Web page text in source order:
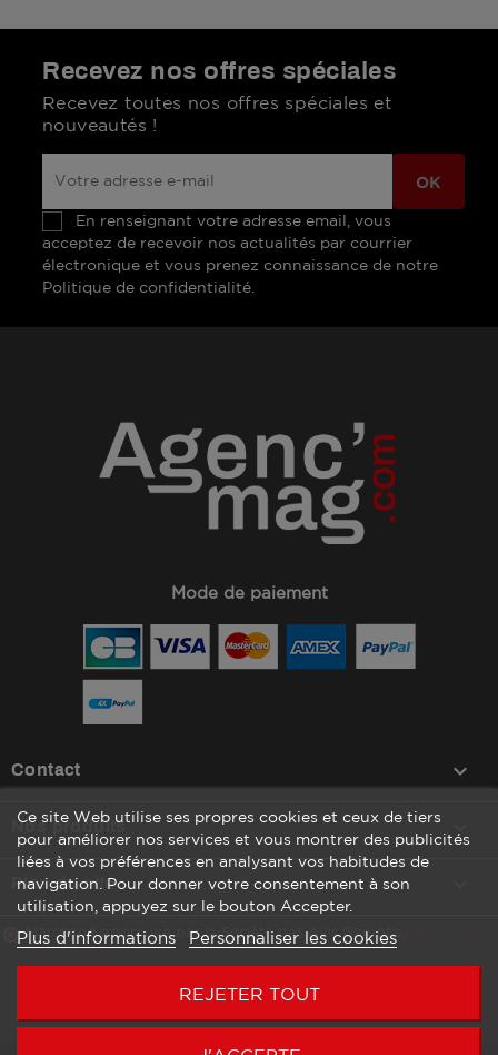
Recevez nos offres spéciales
Recevez toutes nos offres spéciales et
nouveautés !
En renseignant votre adresse email, vous
acceptez de recevoir nos actualités par courrier
électronique et vous prenez connaissance de notre
Politique de confidentialité.
Mode de paiement
Contact keyboard_arrow_down
Nos produits 
Plan du site
Marchand approuvé par la Société des Avis Garantis,
Ce site Web utilise ses propres cookies et ceux de tiers
pour améliorer nos services et vous montrer des publicités
liées à vos préférences en analysant vos habitudes de
navigation. Pour donner votre consentement à son
utilisation, appuyez sur le bouton Accepter.
Plus d'informations Personnaliser les cookies
REJETER TOUT